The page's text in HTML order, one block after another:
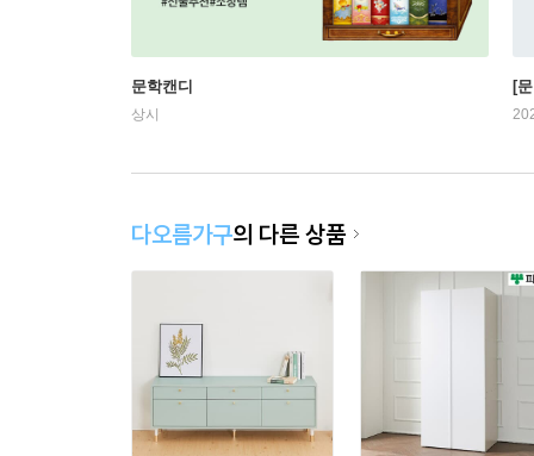
문학캔디
상시
[
다오름가구의 다른 상품